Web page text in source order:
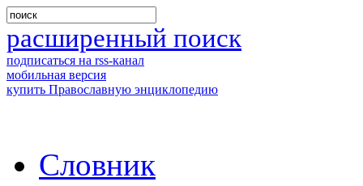
расширенный поиск
подписаться на rss-канал
мобильная версия
купить Православную энциклопедию
Словник